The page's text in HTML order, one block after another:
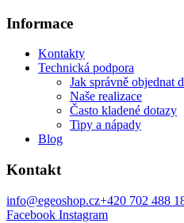
Informace
Kontakty
Technická podpora
Jak správně objednat
Naše realizace
Často kladené dotazy
Tipy a nápady
Blog
Kontakt
info@egeoshop.cz+420 702 488
Facebook Instagram